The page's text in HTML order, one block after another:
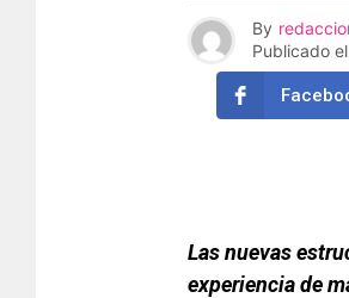
By
Publicado el
Las nuevas
experiencia de